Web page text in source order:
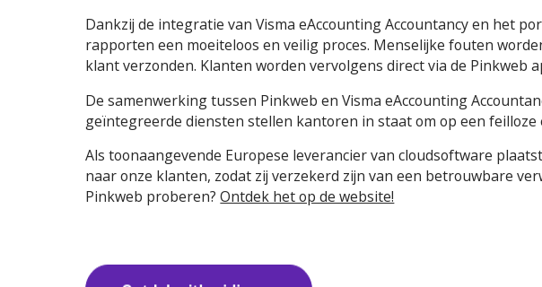
Dankzij de integratie van Visma eAccounting Accountancy en het
rapporten een moeiteloos en veilig proces. Menselijke fouten
klant verzonden. Klanten worden vervolgens direct via de
De samenwerking tussen Pinkweb en Visma eAccounting
geïntegreerde diensten stellen kantoren in staat om op een
Als toonaangevende Europese leverancier van cloudsoftware
naar onze klanten, zodat zij verzekerd zijn van een betrouwbare
Pinkweb proberen?Ontdek het op de website!